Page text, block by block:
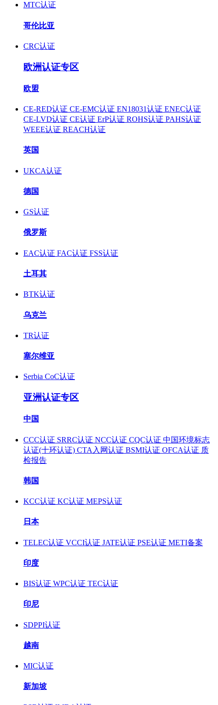
MTC认证
哥伦比亚
CRC认证
欧洲认证专区
欧盟
CE-RED认证 CE-EMC认证 EN18031认证 ENEC认证
CE-LVD认证 CE认证 ErP认证 ROHS认证 PAHS认证
WEEE认证 REACH认证
英国
UKCA认证
德国
GS认证
俄罗斯
EAC认证 FAC认证 FSS认证
土耳其
BTK认证
乌克兰
TR认证
塞尔维亚
Serbia CoC认证
亚洲认证专区
中国
CCC认证 SRRC认证 NCC认证 CQC认证 中国环境标志
认证(十环认证) CTA入网认证 BSMI认证 OFCA认证 质
检报告
韩国
KCC认证 KC认证 MEPS认证
日本
TELEC认证 VCCI认证 JATE认证 PSE认证 METI备案
印度
BIS认证 WPC认证 TEC认证
印尼
SDPPI认证
越南
MIC认证
新加坡